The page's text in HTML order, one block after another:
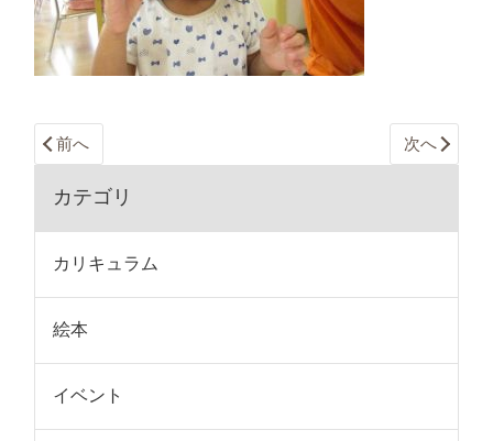
前へ 次へ
カテゴリ
カリキュラム
絵本
イベント